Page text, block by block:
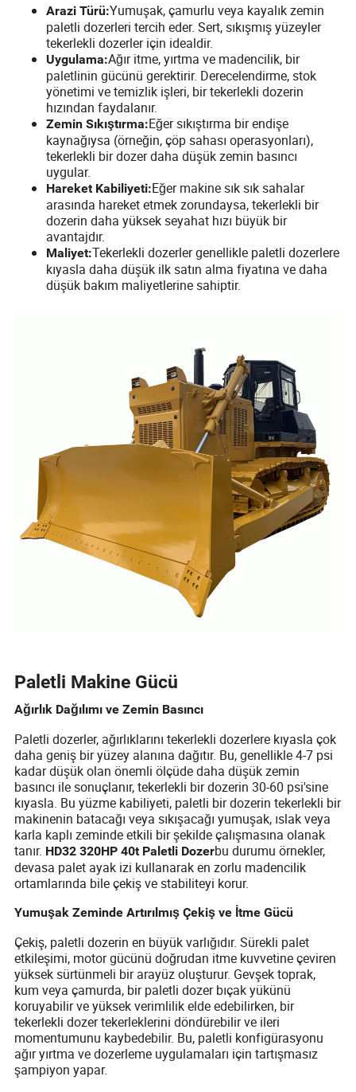
Arazi Türü:Yumuşak, çamurlu veya kayalık zemin
paletli dozerleri tercih eder. Sert, sıkışmış yüzeyler
tekerlekli dozerler için idealdir.
Uygulama:Ağır itme, yırtma ve madencilik, bir
paletlinin gücünü gerektirir. Derecelendirme, stok
yönetimi ve temizlik işleri, bir tekerlekli dozerin
hızından faydalanır.
Zemin Sıkıştırma:Eğer sıkıştırma bir endişe
kaynağıysa (örneğin, çöp sahası operasyonları),
tekerlekli bir dozer daha düşük zemin basıncı
uygular.
Hareket Kabiliyeti:Eğer makine sık sık sahalar
arasında hareket etmek zorundaysa, tekerlekli bir
dozerin daha yüksek seyahat hızı büyük bir
avantajdır.
Maliyet:Tekerlekli dozerler genellikle paletli dozerlere
kıyasla daha düşük ilk satın alma fiyatına ve daha
düşük bakım maliyetlerine sahiptir.
Paletli Makine Gücü
Ağırlık Dağılımı ve Zemin Basıncı
Paletli dozerler, ağırlıklarını tekerlekli dozerlere kıyasla çok
daha geniş bir yüzey alanına dağıtır. Bu, genellikle 4-7 psi
kadar düşük olan önemli ölçüde daha düşük zemin
basıncı ile sonuçlanır, tekerlekli bir dozerin 30-60 psi'sine
kıyasla. Bu yüzme kabiliyeti, paletli bir dozerin tekerlekli bir
makinenin batacağı veya sıkışacağı yumuşak, ıslak veya
karla kaplı zeminde etkili bir şekilde çalışmasına olanak
tanır. HD32 320HP 40t Paletli Dozerbu durumu örnekler,
devasa palet ayak izi kullanarak en zorlu madencilik
ortamlarında bile çekiş ve stabiliteyi korur.
Yumuşak Zeminde Artırılmış Çekiş ve İtme Gücü
Çekiş, paletli dozerin en büyük varlığıdır. Sürekli palet
etkileşimi, motor gücünü doğrudan itme kuvvetine çeviren
yüksek sürtünmeli bir arayüz oluşturur. Gevşek toprak,
kum veya çamurda, bir paletli dozer bıçak yükünü
koruyabilir ve yüksek verimlilik elde edebilirken, bir
tekerlekli dozer tekerleklerini döndürebilir ve ileri
momentumunu kaybedebilir. Bu, paletli konfigürasyonu
ağır yırtma ve dozerleme uygulamaları için tartışmasız
şampiyon yapar.